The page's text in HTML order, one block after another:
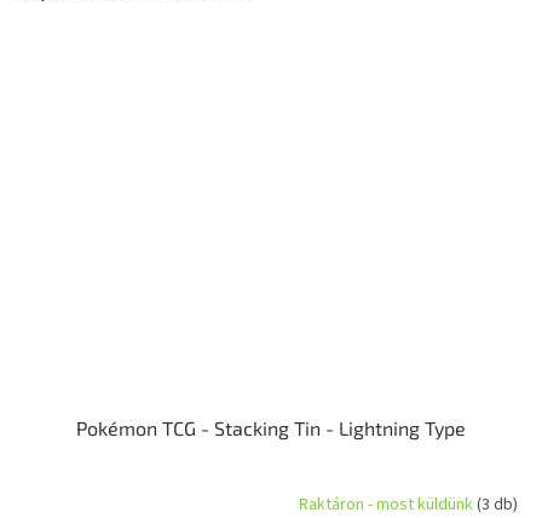
Pokémon TCG - Stacking Tin - Lightning Type
Raktáron - most küldünk(3 db)